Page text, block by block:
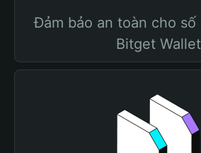
Đảm bảo an toàn cho số
Bitget Wallet